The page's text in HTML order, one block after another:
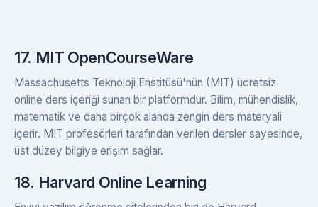
17. MIT OpenCourseWare
Massachusetts Teknoloji Enstitüsü'nün (MIT) ücretsiz
online ders içeriği sunan bir platformdur. Bilim, mühendislik,
matematik ve daha birçok alanda zengin ders materyali
içerir. MIT profesörleri tarafından verilen dersler sayesinde,
üst düzey bilgiye erişim sağlar.
18. Harvard Online Learning